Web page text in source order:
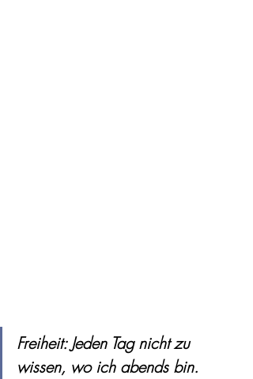
Freiheit: Jeden Tag nicht zu
wissen, wo ich abends bin.